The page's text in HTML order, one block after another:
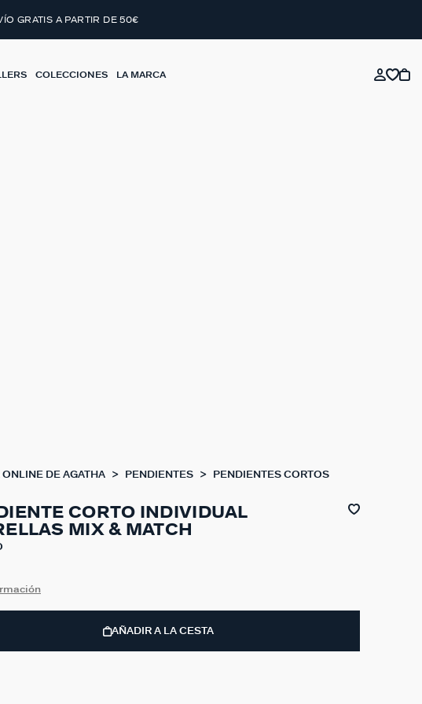
GRATIS A PARTIR DE 50€
COLECCIONES LA MARCA
ONLINE DE AGATHA PENDIENTES PENDIENTES CORTOS
CORTO INDIVIDUAL
MIX & MATCH
AÑADIR A LA CESTA